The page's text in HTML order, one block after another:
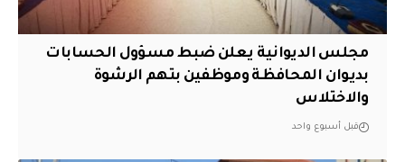
مجلس الديوانية يعلن ضبط مسؤول الحسابات
بديوان المحافظة وموظفين بتهم الرشوة
والاختلاس
قبل أسبوع واحد